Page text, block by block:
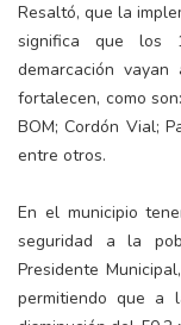
Resaltó, que la
significa que los
demarcación
fortalecen, como
BOM; Cordón Vial;
entre otros.
En el municipio
seguridad a la
Presidente
permitiendo que a